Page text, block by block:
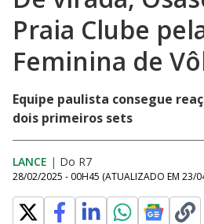
Praia Clube
Feminina de
Equipe paulista consegue
dois primeiros sets
LANCE | Do R7
28/02/2025 - 00H45 (ATUALIZADO EM 23/